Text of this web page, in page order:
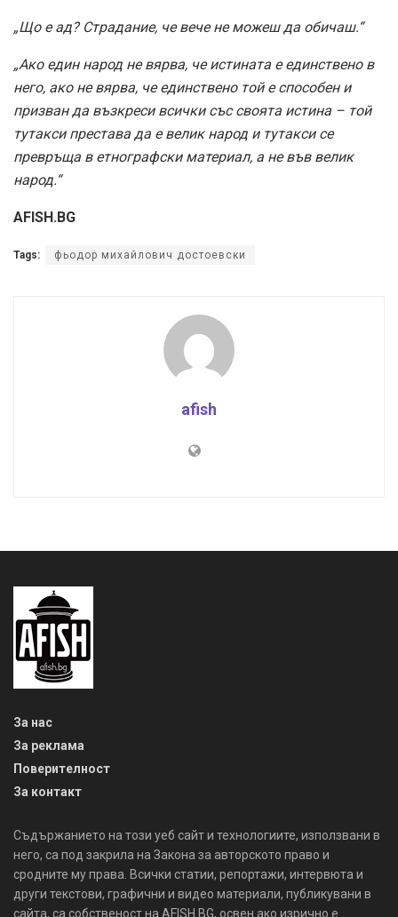
„Що е ад? Страдание, че вече не можеш да обичаш.“
„Ако един народ не вярва, че истината е единствено в
него, ако не вярва, че единствено той е способен и
призван да възкреси всички със своята истина – той
тутакси престава да е велик народ и тутакси се
превръща в етнографски материал, а не във велик
народ.“
AFISH.BG
Tags: фьодор михайлович достоевски
afish
За нас
За реклама
Поверителност
За контакт
Съдържанието на този уеб сайт и технологиите, използвани в
него, са под закрила на Закона за авторското право и
сродните му права. Всички статии, репортажи, интервюта и
други текстови, графични и видео материали, публикувани в
сайта, са собственост на AFISH.BG, освен ако изрично е